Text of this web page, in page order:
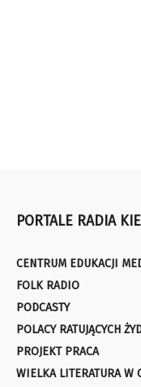
PORTALE RADIA
CENTRUM EDUKACJI
FOLK RADIO
PODCASTY
POLACY RATUJĄCYCH
PROJEKT PRACA
WIELKA LITERATURA W